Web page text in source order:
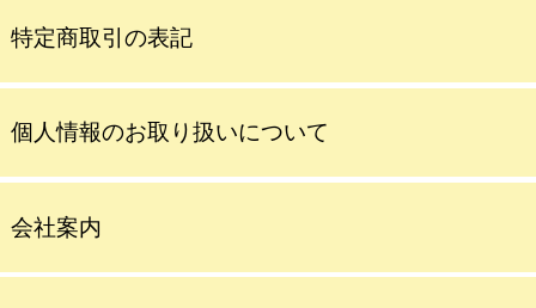
特定商取引の表記
個人情報のお取り扱いについて
会社案内